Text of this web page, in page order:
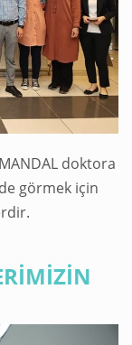
doktora
görmek için